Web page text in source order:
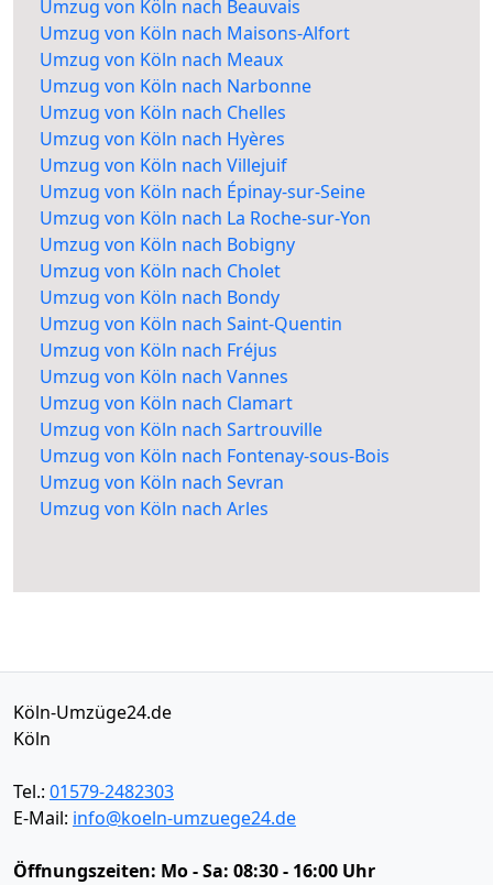
Umzug von Köln nach Beauvais
Umzug von Köln nach Maisons-Alfort
Umzug von Köln nach Meaux
Umzug von Köln nach Narbonne
Umzug von Köln nach Chelles
Umzug von Köln nach Hyères
Umzug von Köln nach Villejuif
Umzug von Köln nach Épinay-sur-Seine
Umzug von Köln nach La Roche-sur-Yon
Umzug von Köln nach Bobigny
Umzug von Köln nach Cholet
Umzug von Köln nach Bondy
Umzug von Köln nach Saint-Quentin
Umzug von Köln nach Fréjus
Umzug von Köln nach Vannes
Umzug von Köln nach Clamart
Umzug von Köln nach Sartrouville
Umzug von Köln nach Fontenay-sous-Bois
Umzug von Köln nach Sevran
Umzug von Köln nach Arles
Köln-Umzüge24.de
Köln
Tel.: 01579-2482303
E-Mail: info@koeln-umzuege24.de
Öffnungszeiten: Mo - Sa: 08:30 - 16:00 Uhr